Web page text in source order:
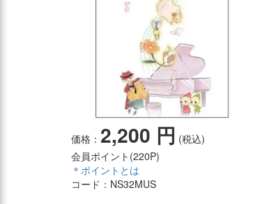
価格： 2,200 円 (税込)
会員ポイント(220P)
＊ポイントとは
コード：NS32MUS